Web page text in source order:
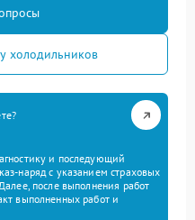
холодильников
и последующий
наряд с указанием страховых
после выполнения работ
выполненных работ и